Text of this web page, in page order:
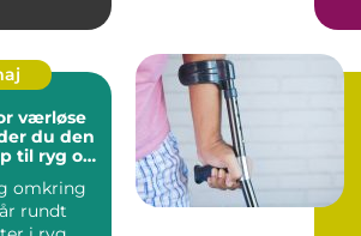
værløse
du den
til ryg og
omkring
rundt